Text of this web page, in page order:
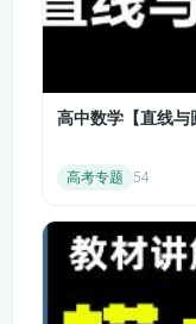
体行为变化、细
遗传与进化：
遗传的细胞基础：
深入复习减数分
质的分配规律。
讲解受精作用的
质的传递。
高中数学【直线
高考专题 54